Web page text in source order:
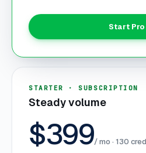
Start Pro
STARTER · SUBSCRIPTION
Steady volume
$399/ mo ·130